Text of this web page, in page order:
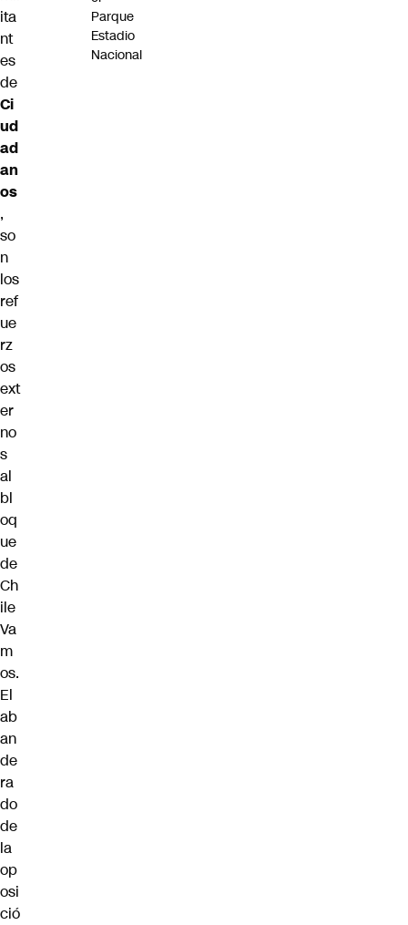
ita
nt
es
de
Ci
ud
ad
an
os
,
so
n
los
ref
ue
rz
os
ext
er
no
s
al
bl
oq
ue
de
Ch
ile
Va
m
os.
El
ab
an
de
ra
do
de
la
op
osi
ció
Parque
Estadio
Nacional